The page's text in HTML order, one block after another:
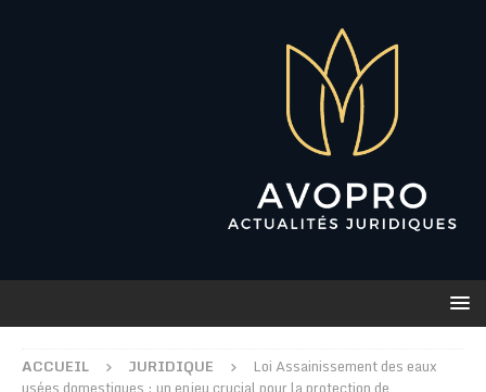
ACCUEIL JURIDIQUE
Loi Assainissement des eaux